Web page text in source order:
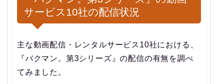
サービス10社の配信状況
主な動画配信・レンタルサービス10社における、
『バクマン。第3シリーズ』の配信の有無を調べ
てみました。